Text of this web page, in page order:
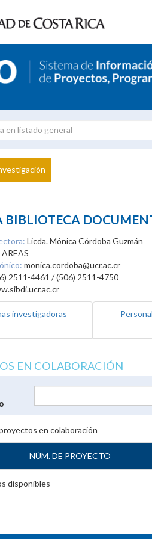
Investigador
BIBLIOTECA
Licda. Mónica Córdoba Guzmán
monica.cordoba@ucr.ac.cr
2511-4461 / (506) 2511-4750
investigadoras
EN COLABORACIÓN
en colaboración
NÚM. DE PROYECTO
disponibles